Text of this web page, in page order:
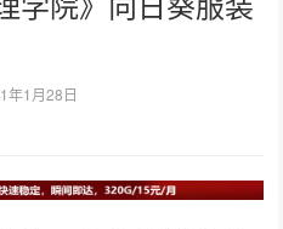
年1月28日